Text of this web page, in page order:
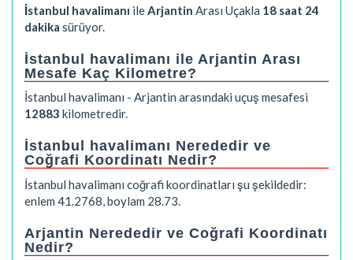
İstanbul havalimanı ile Arjantin Arası Uçakla 18 saat 24
dakika sürüyor.
İstanbul havalimanı ile Arjantin Arası
Mesafe Kaç Kilometre?
İstanbul havalimanı - Arjantin arasındaki uçuş mesafesi
12883 kilometredir.
İstanbul havalimanı Nerededir ve
Coğrafi Koordinatı Nedir?
İstanbul havalimanı coğrafi koordinatları şu şekildedir:
enlem 41.2768, boylam 28.73.
Arjantin Nerededir ve Coğrafi Koordinatı
Nedir?